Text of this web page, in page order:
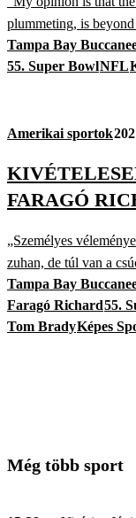
plummeting, is
Tampa Bay
55. Super BowlNFL
Amerikai sportok
FARAGÓ
„Személyes
zuhan, de túl van a
Tampa Bay
Faragó Richard55.
Tom BradyKépes
Még több sport